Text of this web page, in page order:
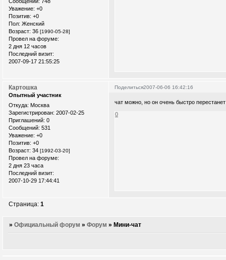
Уважение: +0
Позитив: +0
Пол: Женский
Возраст: 36 [1990-05-28]
Провел на форуме:
2 дня 12 часов
Последний визит:
2007-09-17 21:55:25
Поделиться2007-06-06 16:42:16
Картошка
Опытный участник
Откуда: Москва
Зарегистрирован: 2007-02-25
Приглашений: 0
Сообщений: 531
Уважение: +0
Позитив: +0
Возраст: 34 [1992-03-20]
Провел на форуме:
2 дня 23 часа
Последний визит:
2007-10-29 17:44:41
чат можно, но он очень быстро
0
Страница:1
»Официальный форум »Форум » Мини-чат